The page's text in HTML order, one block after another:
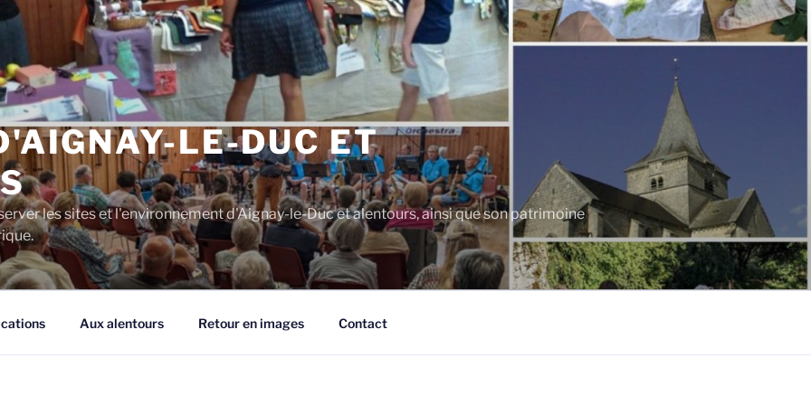
LE-DUC ET
les sites et l'environnement d'Aignay-le-Duc et alentours, ainsi que son patrimoine
Aux alentours Retour en images Contact